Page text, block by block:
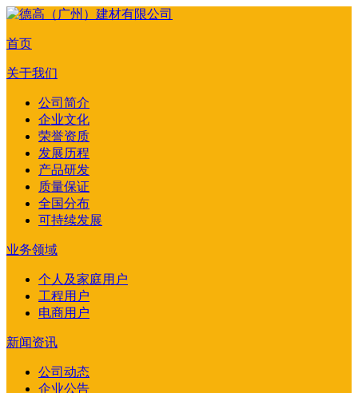
首页
关于我们
公司简介
企业文化
荣誉资质
发展历程
产品研发
质量保证
全国分布
可持续发展
业务领域
个人及家庭用户
工程用户
电商用户
新闻资讯
公司动态
企业公告